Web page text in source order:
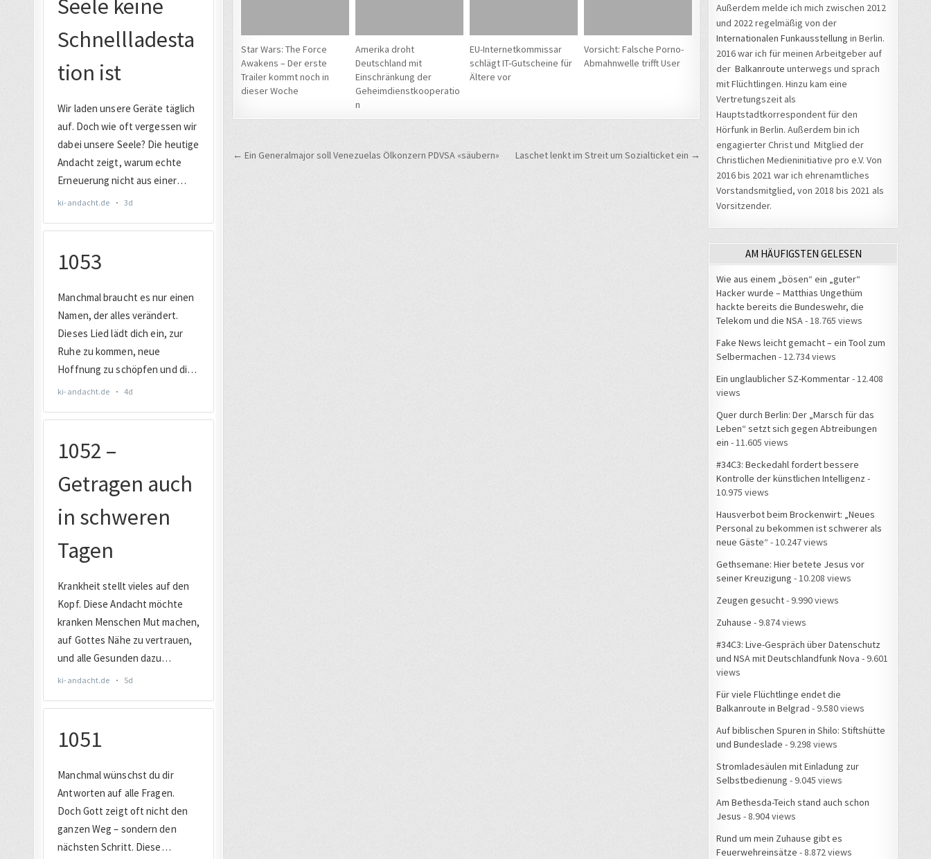
Star Wars: The Force
Awakens – Der erste
Trailer kommt noch in
dieser Woche
Amerika droht
Deutschland mit
Einschränkung der
Geheimdienstkooperatio
n
EU-Internetkommissar
schlägt IT-Gutscheine für
Ältere vor
Vorsicht: Falsche Porno-
Abmahnwelle trifft User
Beitragsnavigation Laschet lenkt im Streit um Sozialticket ein →
← Ein Generalmajor soll Venezuelas Ölkonzern PDVSA «säubern»
Außerdem melde ich mich zwischen 2012
und 2022 regelmäßig von der
Internationalen Funkausstellung in Berlin.
2016 war ich für meinen Arbeitgeber auf
der Balkanroute unterwegs und sprach
mit Flüchtlingen. Hinzu kam eine
Vertretungszeit als
Hauptstadtkorrespondent für den
Hörfunk in Berlin. Außerdem bin ich
engagierter Christ und Mitglied der
Christlichen Medieninitiative pro e.V. Von
2016 bis 2021 war ich ehrenamtliches
Vorstandsmitglied, von 2018 bis 2021 als
Vorsitzender.
AM HÄUFIGSTEN GELESEN
Wie aus einem „bösen“ ein „guter“
Hacker wurde – Matthias Ungethüm
hackte bereits die Bundeswehr, die
Telekom und die NSA - 18.765 views
Fake News leicht gemacht – ein Tool zum
Selbermachen - 12.734 views
Ein unglaublicher SZ-Kommentar- 12.408
views
Quer durch Berlin: Der „Marsch für das
Leben“ setzt sich gegen Abtreibungen
ein - 11.605 views
#34C3: Beckedahl fordert bessere
Kontrolle der künstlichen Intelligenz -
10.975 views
Hausverbot beim Brockenwirt: „Neues
Personal zu bekommen ist schwerer als
neue Gäste“ - 10.247 views
Gethsemane: Hier betete Jesus vor
seiner Kreuzigung - 10.208 views
Zeugen gesucht- 9.990 views
Zuhause - 9.874 views
#34C3: Live-Gespräch über Datenschutz
und NSA mit Deutschlandfunk Nova - 9.601
views
Für viele Flüchtlinge endet die
Balkanroute in Belgrad - 9.580 views
Auf biblischen Spuren in Shilo: Stiftshütte
und Bundeslade - 9.298 views
Stromladesäulen mit Einladung zur
Selbstbedienung - 9.045 views
Am Bethesda-Teich stand auch schon
Jesus - 8.904 views
Rund um mein Zuhause gibt es
Feuerwehreinsätze - 8.872 views